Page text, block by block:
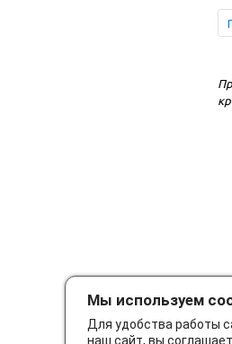
Мы используем
Для удобства работы
наш сайт, вы